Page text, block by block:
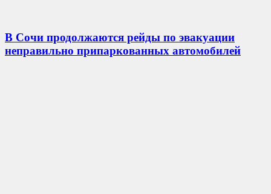
В Сочи продолжаются рейды по эвакуации
неправильно припаркованных автомобилей